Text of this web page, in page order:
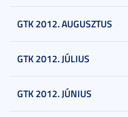
GTK 2012. AUGUSZTUS
GTK 2012. JÚLIUS
GTK 2012. JÚNIUS